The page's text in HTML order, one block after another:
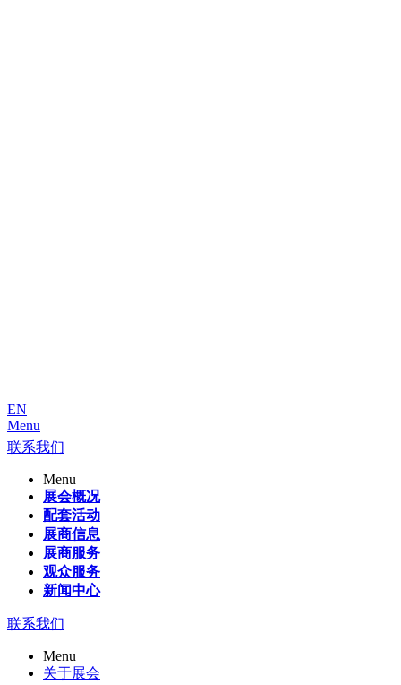
EN
Menu
联系我们
Menu
展会概况
配套活动
展商信息
展商服务
观众服务
新闻中心
联系我们
Menu
关于展会